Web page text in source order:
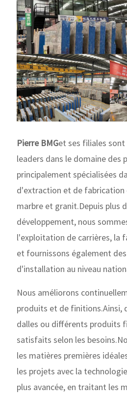
Pierre BMGet ses filiales
leaders dans le domaine des
principalement spécialisées
d'extraction et de fabrication
marbre et granit.Depuis plus
développement, nous
l'exploitation de carrières, la
et fournissons également
d'installation au niveau
Nous améliorons
produits et de finitions.Ainsi,
dalles ou différents produits
satisfaits selon les
les matières premières
les projets avec la
plus avancée, en traitant les